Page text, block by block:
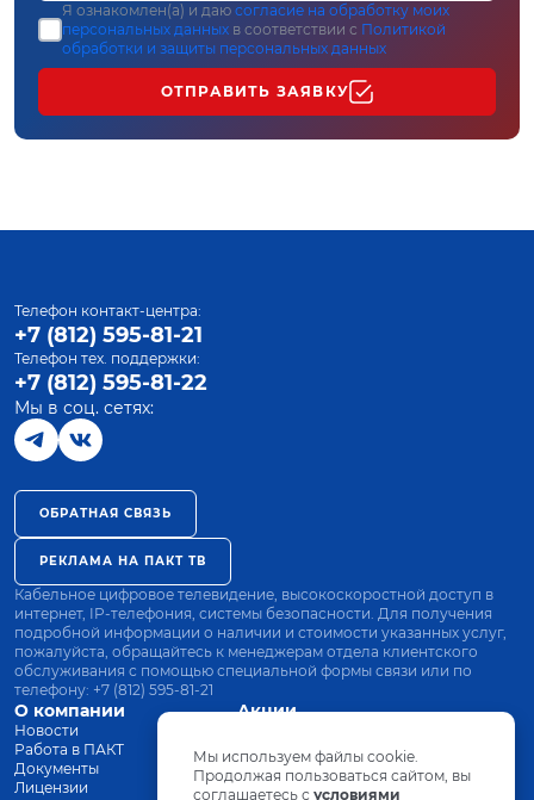
Я ознакомлен(а) и даю согласие на обработку моих
персональных данных в соответствии с Политикой
обработки и защиты персональных данных
ОТПРАВИТЬ ЗАЯВКУ
О компании
Новости
Работа в ПАКТ
Документы
Лицензии
Акции
Оплата
Оборудование
Телефон контакт-центра:
+7 (812) 595-81-21
Телефон тех. поддержки:
+7 (812) 595-81-22
Мы в соц. сетях:
ОБРАТНАЯ СВЯЗЬ
РЕКЛАМА НА ПАКТ ТВ
Кабельное цифровое телевидение, высокоскоростной доступ в
интернет, IP-телефония, системы безопасности. Для получения
подробной информации о наличии и стоимости указанных услуг,
пожалуйста, обращайтесь к менеджерам отдела клиентского
обслуживания с помощью специальной формы связи или по
телефону: +7 (812) 595-81-21
Мы используем файлы cookie.
Продолжая пользоваться сайтом, вы
соглашаетесь с условиями